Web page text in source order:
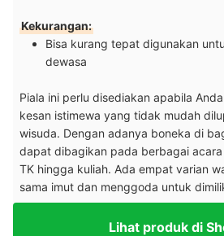
Kekurangan:
Bisa kurang tepat digunakan
dewasa
Piala ini perlu disediakan apabila
kesan istimewa yang tidak mudah
wisuda. Dengan adanya boneka di
dapat dibagikan pada berbagai acara
TK hingga kuliah. Ada empat varian
sama imut dan menggoda untuk
Lihat produk di